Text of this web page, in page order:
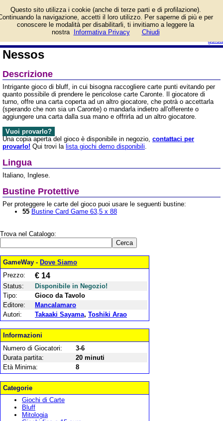
guida
prezzo di vendita.
Prodotto da Mancalamaro
Nessos
Descrizione
Intrigante gioco di bluff, in cui bisogna raccogliere carte punti evitando per
quanto possibile di prendere le pericolose carte Caronte. Il giocatore di
turno, offre una carta coperta ad un altro giocatore, che potrà o accettarla
(sperando che non sia un Caronte) o mandarla indietro all'offerente o
aggiungere una carta dalla sua mano e offrirla ad un altro giocatore.
Vuoi provarlo?
Una copia aperta del gioco è disponibile in negozio, contattaci per
provarlo! Qui trovi la lista giochi demo disponibili.
Lingua
Italiano, Inglese.
Bustine Protettive
Per proteggere le carte del gioco puoi usare le seguenti bustine:
55 Bustine Card Game 63,5 x 88
Trova nel Catalogo:
GameWay - Dove Siamo
Prezzo:
€ 14
Status:
Disponibile in Negozio!
Tipo:
Gioco da Tavolo
Editore:
Mancalamaro
Autori:
Takaaki Sayama, Toshiki Arao
Informazioni
Numero di Giocatori:
3-6
Durata partita:
20 minuti
Età Minima:
8
Categorie
Giochi di Carte
Bluff
Mitologia
Questo sito utilizza i cookie (anche di terze parti e di profilazione).
la navigazione, accetti il loro utilizzo. Per saperne di più e per
conoscere le modalità per disabilitarli, ti invitiamo a leggere la
nostra
Informativa Privacy Chiudi